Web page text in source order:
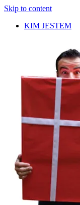
Skip to content
KIM JESTEM